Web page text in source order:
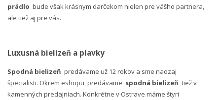
prádlo bude však krásnym darčekom nielen pre vášho partnera,
ale tiež aj pre vás.
Luxusná bielizeň a plavky
Spodná bielizeň predávame už 12 rokov a sme naozaj
špecialisti. Okrem eshopu, predávame spodná bielizeň tiež v
kamenných predajniach. Konkrétne v Ostrave máme štyri